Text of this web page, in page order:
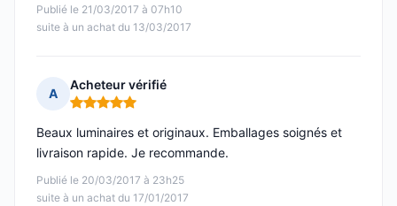
Publié le 21/03/2017 à 07h10
suite à un achat du 13/03/2017
A
Acheteur vérifié
Note : 5 sur 5
Publié le 20/03/2017 à 23h25
suite à un achat du 17/01/2017
Beaux luminaires et originaux. Emballages soignés et
livraison rapide. Je recommande.